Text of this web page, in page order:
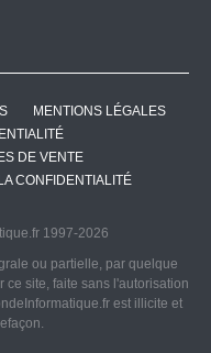
MENTIONS LÉGALES
DE VENTE
CONFIDENTIALITÉ
1997-2026
ou partielle, par quelque
ce site, faite sans l'autorisation
est illicite et